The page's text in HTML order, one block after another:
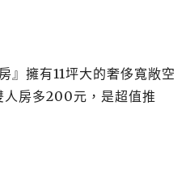
擁有11坪大的奢侈寬敞空
人房多200元，是超值推